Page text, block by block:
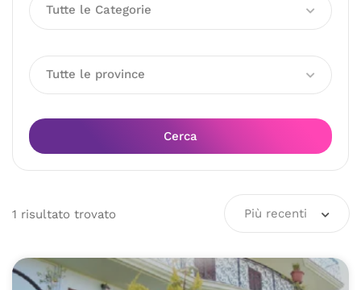
Tutte le Categorie
Tutte le province
Cerca
1 risultato trovato Più recenti